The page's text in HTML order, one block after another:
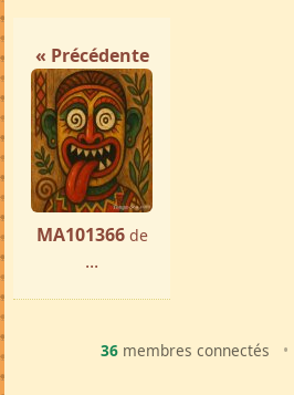
« Précédente
MA101366 de
...
36 membres connectés •